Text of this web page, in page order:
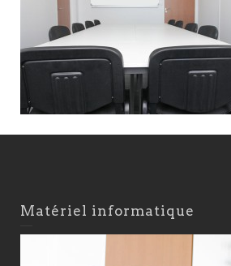
Matériel informatique